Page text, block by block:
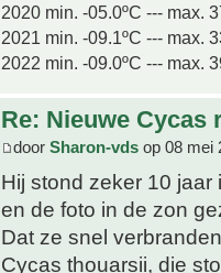
2020 min. -05.0ºC --- max.
2021 min. -09.1ºC --- max.
2022 min. -09.0ºC --- max.
Re: Nieuwe Cycas
door Sharon-vds op 08 mei
Hij stond zeker 10
en de foto in de zon
Dat ze snel
Cycas thouarsii, die